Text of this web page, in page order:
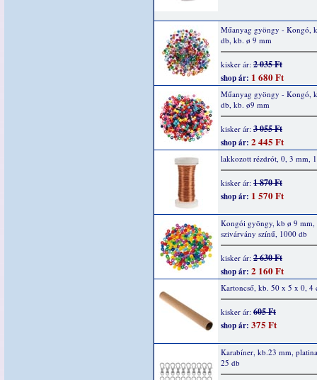
Műanyag gyöngy - Kongó,
db, kb. ø 9 mm
kisker ár: 2 035 Ft
shop ár: 1 680 Ft
Műanyag gyöngy - Kongó,
db, kb. ø9 mm
kisker ár: 3 055 Ft
shop ár: 2 445 Ft
lakkozott rézdrót, 0, 3 mm,
kisker ár: 1 870 Ft
shop ár: 1 570 Ft
Kongói gyöngy, kb ø 9 mm,
szivárvány színű, 1000 db
kisker ár: 2 630 Ft
shop ár: 2 160 Ft
Kartoncső, kb. 50 x 5 x 0, 4
kisker ár: 605 Ft
shop ár: 375 Ft
Karabíner, kb.23 mm,
25 db